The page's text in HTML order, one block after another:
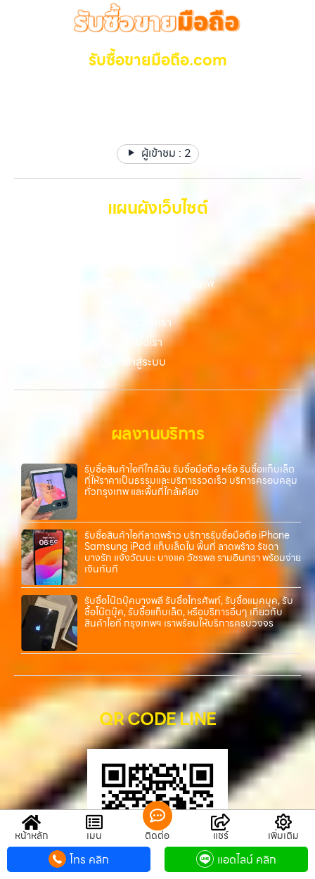
เพราะบริการของเรามุ่งตรงให้คุณได้รับราคาและความสะดวกสบายที่เหนือ
กว่า เลือกเราแล้วคุณจะได้บริการที่คุณไว้วางใจ พร้อมทีมงานที่พร้อม
ทั้งหมดนี้เพื่อให้การขายอุปกรณ์ของคุณเป็นเรื่องง่ายขึ้น ดีกว่า รวดเร็วกว่า
ซื้อแท็บเล็ต, หรือบริการอื่นๆ เกี่ยวกับสินค้าไอที กรุงเทพฯ – เราพร้อมให้
บริการครบวงจร บริการของเรา เราให้บริการแบบครบวงจรสำหรับลูกค้าที่
ต้องการขายอุปกรณ์ไอที ไม่ว่าจะเป็น: รับซื้อไอโฟน ทุกรุ่น ทั้งเครื่องใหม่และ
ที่สุด ในยุคที่สมาร์ทโฟน แท็บเล็ต และอุปกรณ์ไอทีใหม่ๆ เปลี่ยนรุ่นกันแทบ
ทุกช่วงเวลา อุปกรณ์ที่คุณใช้แล้วอาจกลายเป็นของที่ไม่ได้ใช้งานอยู่เฉยๆ
ไม่ใช้แล้วให้กลายเป็นเงินสดได้ทันที ด้วยบริการ รับซื้อไอโฟน, รับซื้อไอแพด,
รับซื้อมือถือ, รับซื้อโทรศัพท์, รับซื้อโน๊ตบุ๊ค, รับซื้อแท็บเล็ต, รับซื้อสินค้าไอที
ต้องการเงินด่วน เราจึงมอบบริการประเมินสภาพเครื่อง ฟรี ปราบปราม
ความยุ่งยากทั้งหลาย โดยเน้น โปร่งใส มั่นใจได้ และจ่ายเงินทันทีเมื่อตกลง
ใช้งานแล้ว ตกแต่งแล้ว หรือมีรอยบ้าง เพราะมูลค่าของเครื่องไม่ได้ขึ้นอยู่แค่
ยี่ห้อ แต่ขึ้นอยู่กับสภาพจริง ความครบชุด และความสะดวกในการขายของ
คุณ เราจึงตั้งใจให้บริการในเขต ลาดพร้าว, รัชดา, บางรัก, แจ้งวัฒนะ,
บางแค, วัชรพล, รามอินทรา, บางนา, บางพลี, เกษตรนวมินทร์, เสนานิคม,
วังหิน อย่างเต็มที่ ไม่ว่าคุณจะค้นหาคำว่า “รับซื้อมือถือใกล้ฉัน”, “รับซื้อ
โทรศัพท์มือสองกรุงเทพ”, “ขาย iPad ได้ราคา”, “รับซื้อแท็บเล็ต กรุงเทพ
ถึงที่”, หรือ “รับซื้อ Samsung มือสอง ราคาสูง” — ที่นี่คือคำตอบ เพราะ
บริการของเรามุ่งตรงให้คุณได้รับราคาและความสะดวกสบายที่เหนือกว่า
เลือกเราแล้วคุณจะได้บริการที่คุณไว้วางใจ พร้อมทีมงานที่พร้อมอำนวย
ความสะดวก นัดรับถึงที่ ตรวจสภาพอย่างมืออาชีพ และจ่ายเงินทันที
ทั้งหมดนี้เพื่อให้การขายอุปกรณ์ของคุณเป็นเรื่องง่ายขึ้น ดีกว่า รวดเร็วกว่า
และคุ้มค่ากว่า ทำไมต้องเลือกเรา ผู้เชี่ยวชาญด้านการให้บริการ รับซื้อมือถือ
iPhone, Samsung, ไอแพด แท็บเล็ตทุกยี่ห้อ ในราคาสูง พร้อมจ่ายเงิน
ทันที โดยเน้นบริการในพื้นที่ ลาดพร้าว, รัชดา, บางรัก, แจ้งวัฒนะ, บางแค,
วัชรพล, รามอินทรา, รวมถึง บางนา, บางพลี, เกษตรนวมินทร์, เสนานิคม,
วังหินไม่ว่าคุณจะต้องการ รับซื้อโทรศัพท์, รับซื้อแมคบุค, รับซื้อโน๊ตบุ๊ค, รับ
ซื้อแท็บเล็ต, หรือบริการอื่นๆ เกี่ยวกับสินค้าไอที กรุงเทพฯ – เราพร้อมให้
บริการครบวงจร บริการของเรา เราให้บริการแบบครบวงจรสำหรับลูกค้าที่
ต้องการขายอุปกรณ์ไอที ไม่ว่าจะเป็น: รับซื้อไอโฟน ทุกรุ่น ทั้งเครื่องใหม่และ
เครื่องใช้งานแล้ว รับซื้อไอแพด…
รับซื้อขายมือถือ.com
ผู้เข้าชม : 2
แผนผังเว็บไซต์
Gallery รวมรูปภาพ
เกี่ยวกับเรา
ติดต่อเรา
เข้าสู่ระบบ
ผลงานบริการ
รับซื้อสินค้าไอทีใกล้ฉัน รับซื้อมือถือ หรือ รับซื้อแท็บเล็ต
ที่ให้ราคาเป็นธรรมและบริการรวดเร็ว บริการครอบคลุม
ทั่วกรุงเทพ และพื้นที่ใกล้เคียง
รับซื้อสินค้าไอทีลาดพร้าว บริการรับซื้อมือถือ iPhone
Samsung iPad แท็บเล็ตใน พื้นที่ ลาดพร้าว รัชดา
บางรัก แจ้งวัฒนะ บางแค วัชรพล รามอินทรา พร้อมจ่าย
เงินทันที
รับซื้อโน๊ตบุ๊คบางพลี รับซื้อโทรศัพท์, รับซื้อแมคบุค, รับ
ซื้อโน๊ตบุ๊ค, รับซื้อแท็บเล็ต, หรือบริการอื่นๆ เกี่ยวกับ
สินค้าไอที กรุงเทพฯ เราพร้อมให้บริการครบวงจร
QR CODE LINE
หน้าหลัก เมนู ติดต่อ แชร์ เพิ่มเติม
โทร คลิก แอดไลน์ คลิก